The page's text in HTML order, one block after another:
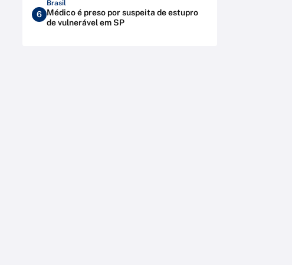
6
Brasil
Médico é preso por suspeita de estupro
de vulnerável em SP